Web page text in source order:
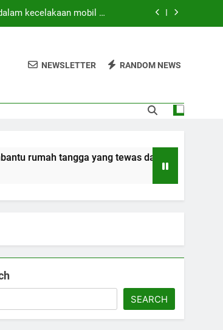
kecelakaan mobil di
Keamanan 2026)
berlangsung
Keamanan 2026)
NEWSLETTER RANDOM NEWS
tangga yang tewas dalam kecelakaan mobil di
SEARCH